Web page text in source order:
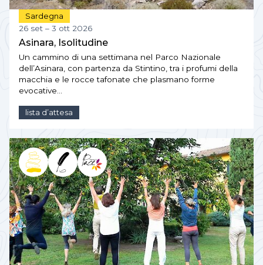
Sardegna
26 set – 3 ott 2026
Asinara, Isolitudine
Un cammino di una settimana nel Parco Nazionale
dell’Asinara, con partenza da Stintino, tra i profumi della
macchia e le rocce tafonate che plasmano forme
evocative…
lista d’attesa